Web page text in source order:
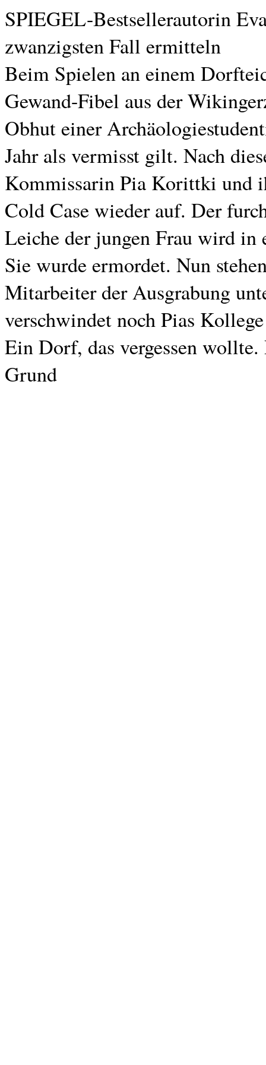
SPIEGEL-Bestsellerautorin
zwanzigsten Fall ermitteln
Beim Spielen an einem
Gewand-Fibel aus der
Obhut einer
Jahr als vermisst gilt. Nach
Kommissarin Pia Korittki und
Cold Case wieder auf. Der
Leiche der jungen Frau wird in
Sie wurde ermordet. Nun
Mitarbeiter der Ausgrabung
verschwindet noch Pias
Ein Dorf, das vergessen
Grund